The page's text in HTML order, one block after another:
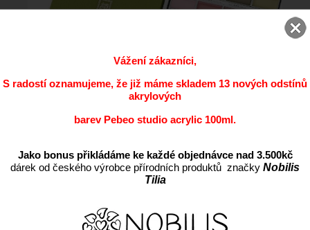
Vážení zákazníci,
S radostí oznamujeme, že již máme skladem 13 nových odstínů
akrylových
barev Pebeo studio acrylic 100ml.
Jako bonus přikládáme ke každé objednávce nad 3.500kč
dárek od českého výrobce přírodních produktů značky Nobilis
Tilia